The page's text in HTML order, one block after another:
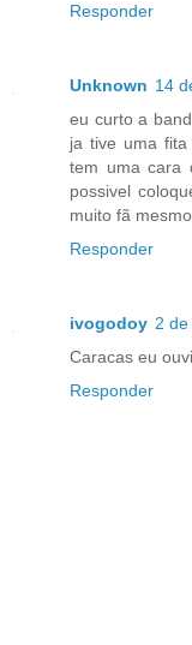
Responder
Unknown 14
eu curto a
ja tive uma
tem uma cara
possivel
muito fã
Responder
ivogodoy 2
Caracas eu
Responder